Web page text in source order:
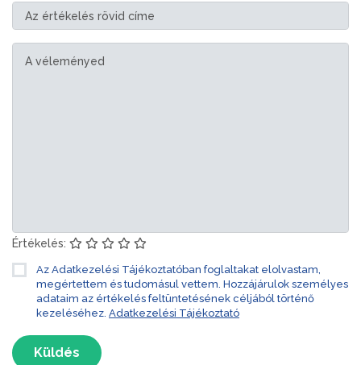
Értékelés:
Az Adatkezelési Tájékoztatóban foglaltakat elolvastam,
megértettem és tudomásul vettem. Hozzájárulok személyes
adataim az értékelés feltüntetésének céljából történő
kezeléséhez. Adatkezelési Tájékoztató
Küldés